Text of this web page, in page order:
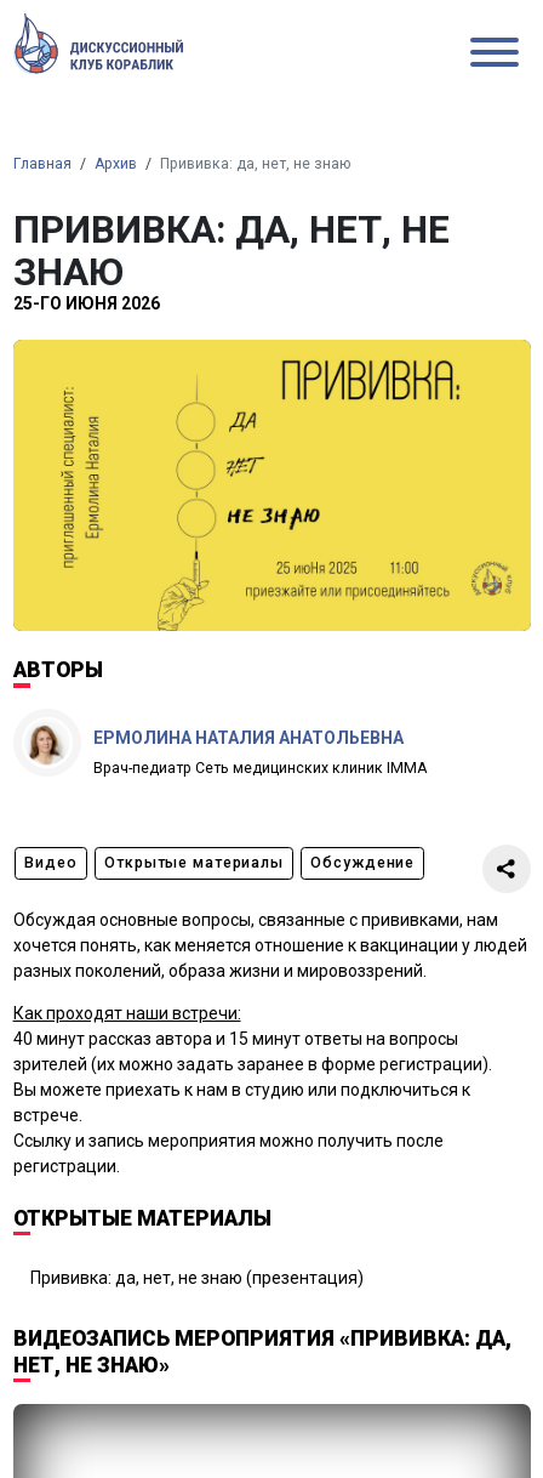
Главная Архив Прививка: да, нет, не знаю
ПРИВИВКА: ДА, НЕТ, НЕ
ЗНАЮ
25-ГО ИЮНЯ 2026
Видео Открытые материалы Обсуждение
Обсуждая основные вопросы, связанные с прививками, нам
хочется понять, как меняется отношение к вакцинации у людей
разных поколений, образа жизни и мировоззрений.
Как проходят наши встречи:
40 минут рассказ автора и 15 минут ответы на вопросы
зрителей (их можно задать заранее в форме регистрации).
Вы можете приехать к нам в студию или подключиться к
встрече.
Ссылку и запись мероприятия можно получить после
регистрации.
ОТКРЫТЫЕ МАТЕРИАЛЫ
Прививка: да, нет, не знаю (презентация)
ВИДЕОЗАПИСЬ МЕРОПРИЯТИЯ «ПРИВИВКА: ДА,
НЕТ, НЕ ЗНАЮ»
АВТОРЫ
ЕРМОЛИНА НАТАЛИЯ АНАТОЛЬЕВНА
Врач-педиатр Сеть медицинских клиник IMMA